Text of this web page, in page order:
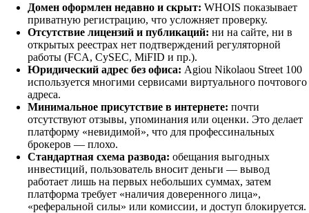
Домен оформлен недавно и скрыт: WHOIS показывает
приватную регистрацию, что усложняет проверку.
Отсутствие лицензий и публикаций: ни на сайте, ни в
открытых реестрах нет подтверждений регуляторной
работы (FCA, CySEC, MiFID и пр.).
Юридический адрес без офиса: Agiou Nikolaou Street 100
используется многими сервисами виртуального почтового
адреса.
Минимальное присутствие в интернете: почти
отсутствуют отзывы, упоминания или оценки. Это делает
платформу «невидимой», что для профессинальных
брокеров — плохо.
Стандартная схема развода: обещания выгодных
инвестиций, пользователь вносит деньги — вывод
работает лишь на первых небольших суммах, затем
платформа требует «наличия доверенного лица»,
«реферальной силы» или комиссии, и доступ блокируется.